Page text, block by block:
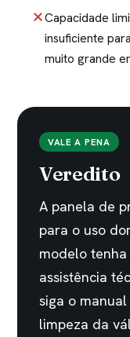
Capacidade
insuficiente
muito grande
VALE A PENA
Veredito
A panela de
para o uso
modelo tenha
assistência
siga o
limpeza da